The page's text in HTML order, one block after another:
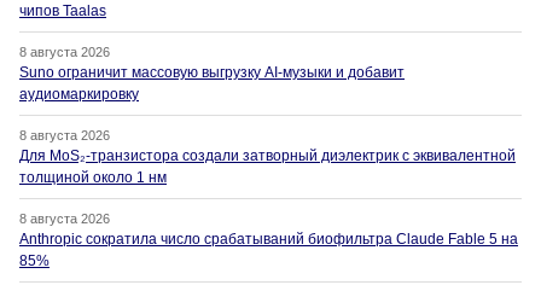
чипов Taalas
8 августа 2026
Suno ограничит массовую выгрузку AI-музыки и добавит
аудиомаркировку
8 августа 2026
Для MoS₂-транзистора создали затворный диэлектрик с эквивалентной
толщиной около 1 нм
8 августа 2026
Anthropic сократила число срабатываний биофильтра Claude Fable 5 на
85%